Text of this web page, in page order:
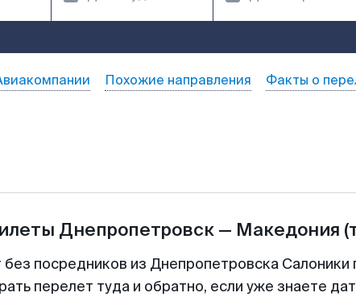
Похожие направления Факты о
Днепропетровск— Македония
посредников из Днепропетровска Салоники
перелет туда и обратно, если уже знаете